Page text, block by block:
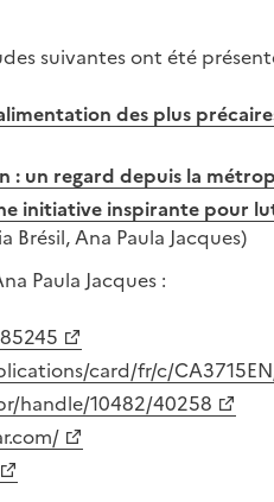
suivantes ont été
des plus
: un regard depuis la
initiative inspirante pour
Brésil, Ana Paula Jacques)
Paula Jacques :
card/fr/c/
handle/10482/40258